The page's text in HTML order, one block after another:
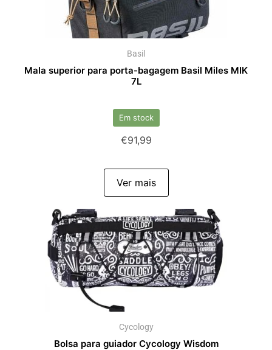
Basil
Mala superior para porta-bagagem Basil Miles MIK
7L
Em stock
€91,99
Ver mais
Cycology
Bolsa para guiador Cycology Wisdom